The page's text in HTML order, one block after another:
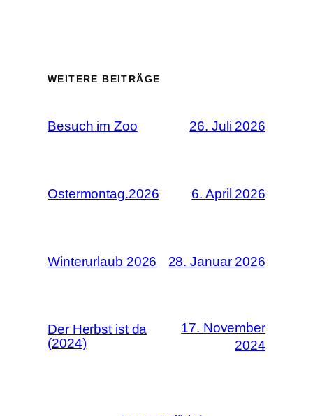
WEITERE BEITRÄGE
Besuch im Zoo 26. Juli 2026
Ostermontag.2026 6. April 2026
Winterurlaub 2026 28. Januar 2026
Der Herbst ist da
(2024)
17. November
2024